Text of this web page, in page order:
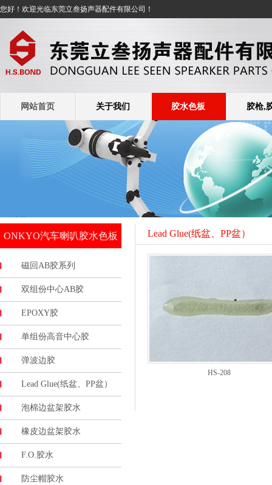
您好！欢迎光临东莞立叁扬声器配件有限公司！
网站首页 关于我们 胶水色板 胶枪,
ONKYO汽车喇叭胶水色板
磁回AB胶系列
双组份中心AB胶
EPOXY胶
单组份高音中心胶
弹波边胶
Lead Glue(纸盆、PP盆）
泡棉边盆架胶水
橡皮边盆架胶水
F.O.胶水
防尘帽胶水
Lead Glue(纸盆、PP盆）
HS-208